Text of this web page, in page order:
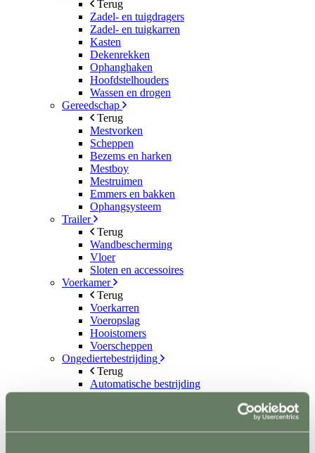
Terug
Zadel- en tuigdragers
Zadel- en tuigkarren
Kasten
Dekenrekken
Ophanghaken
Hoofdstelhouders
Wassen en drogen
Gereedschap
Terug
Mestvorken
Scheppen
Bezems en harken
Mestboy
Mestruimen
Emmers en bakken
Ophangsysteem
Trailer
Terug
Wandbescherming
Vloer
Sloten en accessoires
Voerkamer
Terug
Voerkarren
Voeropslag
Hooistomers
Voerscheppen
Ongediertebestrijding
Terug
Automatische bestrijding
Biologische bestrijding
Terug